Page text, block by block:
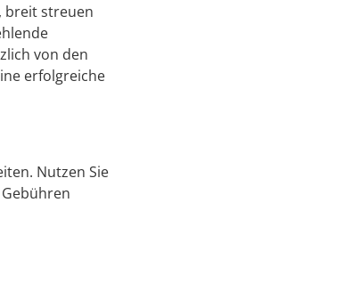
breit streuen
von den
erfolgreiche
Nutzen Sie